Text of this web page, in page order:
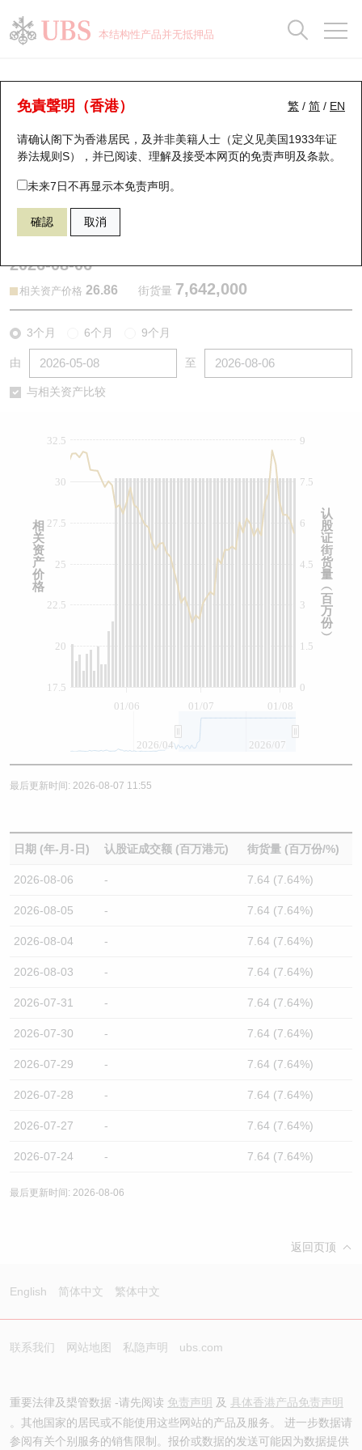
本结构性产品并无抵押品
繁 / 简 / EN
免責聲明（香港）
请确认阁下为香港居民，及并非美籍人士（定义见美国1933年证
券法规则S），并已阅读、理解及接受本网页的免责声明及条款。
未来7日不再显示本免责声明。
確認 取消
认股证分析仪
表现 街货统计 比较
25835 瑞银认购 1810 小米集团
2026-08-06
相关资产价格 26.86 街货量 7,642,000
3个月 6个月 9个月
由 至
与相关资产比较
01/07
01/06 01/08
0
1.5
3
4.5
6
7.5
9
30
17.5
20
22.5
25
27.5
32.5
2026/04 2026/07
认
股
证
街
货
量
︵
百
万
份
︶
相
关
资
产
价
格
最后更新时间: 2026-08-07 11:55
日期 (年-月-日) 认股证成交额 (百万港元) 街货量 (百万份/%)
2026-08-06 - 7.64 (7.64%)
2026-08-05 - 7.64 (7.64%)
2026-08-04 - 7.64 (7.64%)
2026-08-03 - 7.64 (7.64%)
2026-07-31 - 7.64 (7.64%)
2026-07-30 - 7.64 (7.64%)
2026-07-29 - 7.64 (7.64%)
2026-07-28 - 7.64 (7.64%)
2026-07-27 - 7.64 (7.64%)
2026-07-24 - 7.64 (7.64%)
最后更新时间: 2026-08-06
返回页顶
English 简体中文 繁体中文
联系我们 网站地图 私隐声明 ubs.com
重要法律及槼管数据 -请先阅读 免责声明 及 具体香港产品免责声明
。其他国家的居民或不能使用这些网站的产品及服务。 进一步数据请
参阅有关个别服务的销售限制。报价或数据的发送可能因为数据提供
瑞银认股证一览
新发行瑞银认股证
即将到期认股证
认股证到期结算价查找
认股证分析仪
认股证/牛熊证日志
认股证文件及公告 (瑞信)
街货统计
比较
牛熊全景快搜
牛熊证搜寻
牛熊证街货分布图
正股牛熊证列表
新发行瑞银牛熊证
牛熊证到期结算价查找
牛熊证文件及公告 (瑞信)
街货统计
比较
十大升幅/跌幅
十大认股证成交分布
十天股证占大市成交
资金流
街货统计
正股分析仪
二十大活跃股份
恒指成份股
国指成份股
科指成份股
中资ETFs溢价比较
收市竞价变化
持股比重
显示所有持股比重
每月轮证大市专题
轮证专栏
讲座及教育短片
认股证投资者教育
牛熊证投资者教育